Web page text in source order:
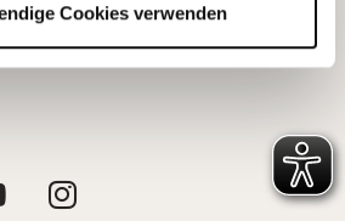
Cookies verwenden